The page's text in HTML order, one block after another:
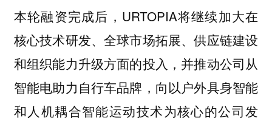
本轮融资完成后，URTOPIA将继续加大在
核心技术研发、全球市场拓展、供应链建设
和组织能力升级方面的投入，并推动公司从
智能电助力自行车品牌，向以户外具身智能
和人机耦合智能运动技术为核心的公司发